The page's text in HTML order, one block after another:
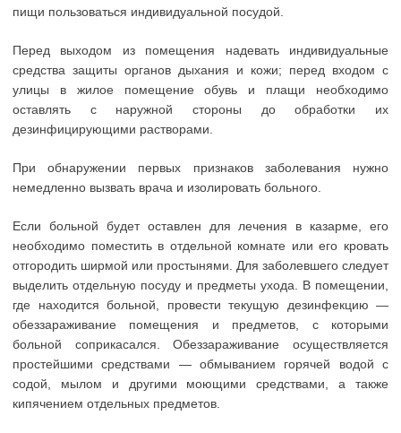
пищи пользоваться индивидуальной посудой.
Перед выходом из помещения надевать индивидуальные
средства защиты органов дыхания и кожи; перед входом с
улицы в жилое помещение обувь и плащи необходимо
оставлять с наружной стороны до обработки их
дезинфицирующими растворами.
При обнаружении первых признаков заболевания нужно
немедленно вызвать врача и изолировать больного.
Если больной будет оставлен для лечения в казарме, его
необходимо поместить в отдельной комнате или его кровать
отгородить ширмой или простынями. Для заболевшего следует
выделить отдельную посуду и предметы ухода. В помещении,
где находится больной, провести текущую дезинфекцию —
обеззараживание помещения и предметов, с которыми
больной соприкасался. Обеззараживание осуществляется
простейшими средствами — обмыванием горячей водой с
содой, мылом и другими моющими средствами, а также
кипячением отдельных предметов.